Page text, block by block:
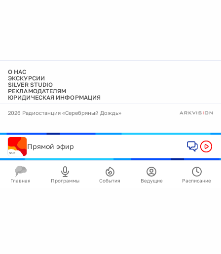
О НАС
ЭКСКУРСИИ
SILVER STUDIO
РЕКЛАМОДАТЕЛЯМ
ЮРИДИЧЕСКАЯ ИНФОРМАЦИЯ
2026 Радиостанция «Серебряный Дождь»
Прямой эфир
Главная Программы События Ведущие Расписание